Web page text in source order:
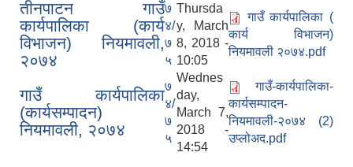
तीनपाटन गाउँ
कार्यपालिका (कार्य
विभाजन) नियमावली,
२०७४
७
४/
७
५
Thursda
y, March
8, 2018 -
10:05
गाउँ कार्यपालिका (
कार्य विभाजन)
नियमावली २०७४.pdf
गाउँ कार्यपालिका
(कार्यसम्पादन)
नियमावली, २०७४
७
४/
७
५
Wednes
day,
March 7,
2018 -
14:54
गाउँ-कार्यपालिका-
कार्यसम्पादन-
नियमावली-२०७४ (2)
उप्लोअद.pdf